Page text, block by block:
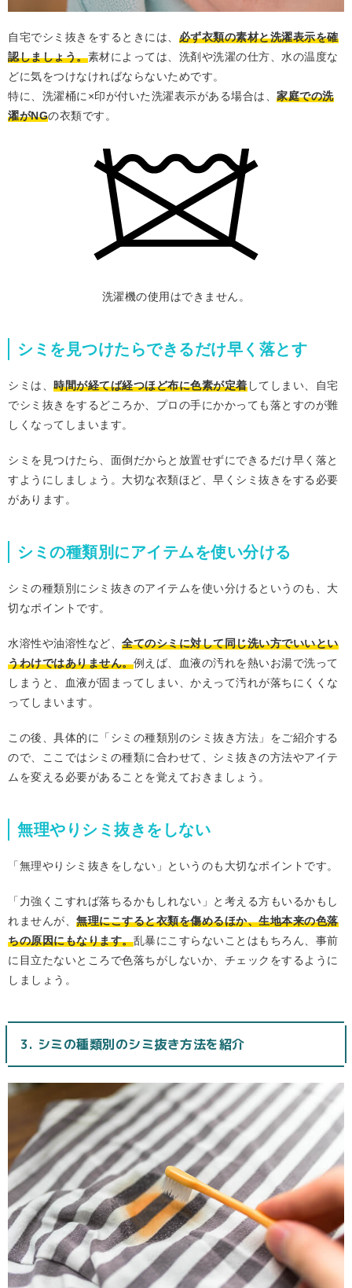
自宅でシミ抜きをするときには、 必ず衣類の素材と洗濯表示を確
認しましょう。素材によっては、洗剤や洗濯の仕方、水の温度な
どに気をつけなければならないためです。
特に、洗濯桶に×印が付いた洗濯表示がある場合は、 家庭での洗
濯がNGの衣類です。
洗濯機の使用はできません。
シミを見つけたらできるだけ早く落とす
シミは、 時間が経てば経つほど布に色素が定着してしまい、自宅
でシミ抜きをするどころか、プロの手にかかっても落とすのが難
しくなってしまいます。
シミを見つけたら、面倒だからと放置せずにできるだけ早く落と
すようにしましょう。大切な衣類ほど、早くシミ抜きをする必要
があります。
シミの種類別にアイテムを使い分ける
シミの種類別にシミ抜きのアイテムを使い分けるというのも、大
切なポイントです。
水溶性や油溶性など、 全てのシミに対して同じ洗い方でいいとい
うわけではありません。例えば、血液の汚れを熱いお湯で洗って
しまうと、血液が固まってしまい、かえって汚れが落ちにくくな
ってしまいます。
この後、具体的に「シミの種類別のシミ抜き方法」をご紹介する
ので、ここではシミの種類に合わせて、シミ抜きの方法やアイテ
ムを変える必要があることを覚えておきましょう。
無理やりシミ抜きをしない
「無理やりシミ抜きをしない」というのも大切なポイントです。
「力強くこすれば落ちるかもしれない」と考える方もいるかもし
れませんが、 無理にこすると衣類を傷めるほか、生地本来の色落
ちの原因にもなります。乱暴にこすらないことはもちろん、事前
に目立たないところで色落ちがしないか、チェックをするように
しましょう。
3. シミの種類別のシミ抜き方法を紹介